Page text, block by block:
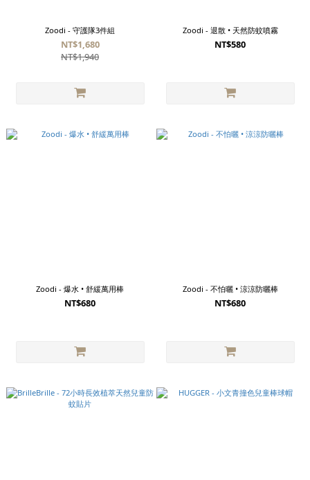
Zoodi - 守護隊3件組
NT$1,680
NT$1,940
Zoodi - 退散 • 天然防蚊噴霧
NT$580
Zoodi - 爆水 • 舒緩萬用棒
NT$680
Zoodi - 不怕曬 • 涼涼防曬棒
NT$680